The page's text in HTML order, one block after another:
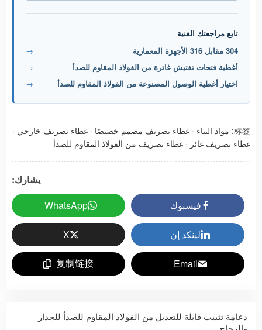
تابع مراجعتك الفنية
304 مقابل 316 الأجهزة المعمارية
→
أغطية فتحات تفتيش غائرة من الفولاذ المقاوم للصدأ
→
اختيار أغطية الوصول المصنوعة من الفولاذ المقاوم للصدأ
→
标签: مواد البناء · غطاء تصريف مصمم خصيصًا · غطاء تصريف خارجي ·
غطاء تصريف غائر · غطاء تصريف من الفولاذ المقاوم للصدأ
يشارك:
فيسبوك
WhatsApp
لينكد إن X
Email
复制链接
دعامة تثبيت قابلة للتعديل من الفولاذ المقاوم للصدأ للجدار